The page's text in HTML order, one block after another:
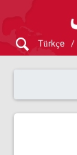
Türkçe